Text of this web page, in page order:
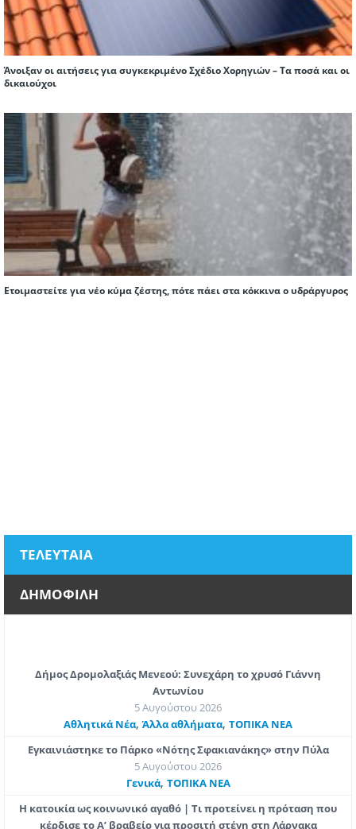
Άνοιξαν οι αιτήσεις για συγκεκριμένο Σχέδιο Χορηγιών – Τα ποσά και οι
δικαιούχοι
Ετοιμαστείτε για νέο κύμα ζέστης, πότε πάει στα κόκκινα ο υδράργυρος
ΤΕΛΕΥΤΑΙΑ
ΔΗΜΟΦΙΛΗ
Δήμος Δρομολαξιάς Μενεού: Συνεχάρη το χρυσό Γιάννη
Αντωνίου
5 Αυγούστου 2026
Αθλητικά Νέα,Άλλα αθλήματα, ΤΟΠΙΚΑ ΝΕΑ
Εγκαινιάστηκε το Πάρκο «Νότης Σφακιανάκης» στην Πύλα
5 Αυγούστου 2026
Γενικά, ΤΟΠΙΚΑ ΝΕΑ
Η κατοικία ως κοινωνικό αγαθό | Τι προτείνει η πρόταση που
κέρδισε το Α’ βραβείο για προσιτή στέγη στη Λάρνακα